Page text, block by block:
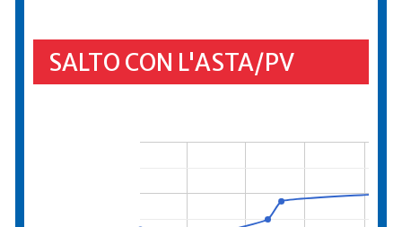
SALTO CON L'ASTA/PV